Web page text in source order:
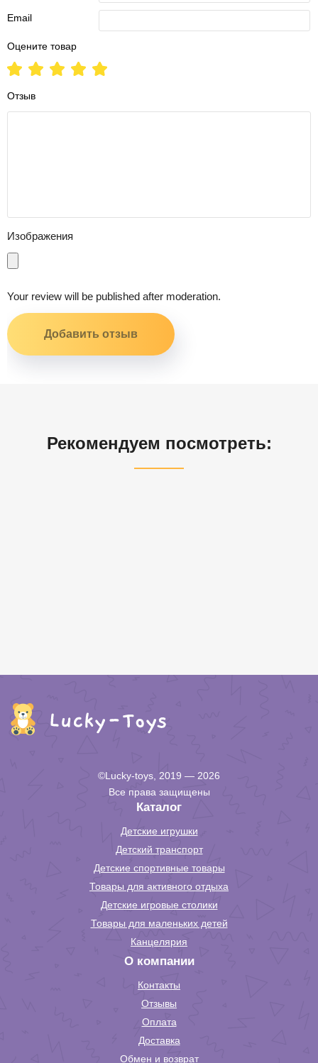
Email
Оцените товар
Отзыв
Изображения
Your review will be published after moderation.
Рекомендуем посмотреть:
©Lucky-toys, 2019 — 2026
Все права защищены
Каталог
Детские игрушки
Детский транспорт
Детские спортивные товары
Товары для активного отдыха
Детские игровые столики
Товары для маленьких детей
Канцелярия
О компании
Контакты
Отзывы
Оплата
Доставка
Обмен и возврат